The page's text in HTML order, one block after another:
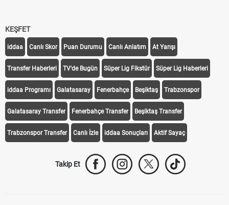
KEŞFET
iddaa Canlı Skor Puan Durumu Canlı Anlatım At Yarışı
Transfer Haberleri TV'de Bugün Süper Lig Fikstür Süper Lig Haberleri
iddaa Programı Galatasaray Fenerbahçe Beşiktaş Trabzonspor
Galatasaray Transfer Fenerbahçe Transfer Beşiktaş Transfer
Trabzonspor Transfer Canlı İzle iddaa Sonuçları Aktif Sayaç
Takip Et